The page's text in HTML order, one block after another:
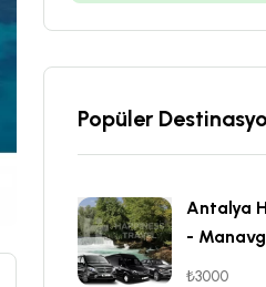
Popüler
Antalya
-
₺3000